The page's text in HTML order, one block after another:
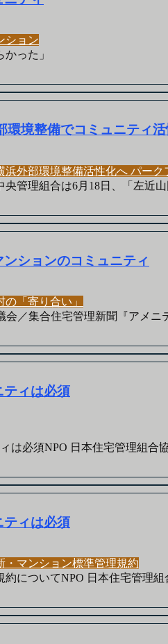
ション
った」
環境整備でコミュニティ
浜外部環境整備活性化へ パーク
管理組合は6月18日、「左近
ションのコミュニティ
の「寄り合い」
会／集合住宅管理新聞『アメ
ティは必須
は必須NPO 日本住宅管理組合
ティは必須
・マンション標準管理規約
についてNPO 日本住宅管理